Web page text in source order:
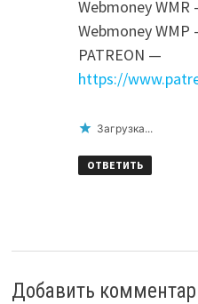
Webmoney
Webmoney WMP
PATREON —
https://
Загрузка...
ОТВЕТИТЬ
Добавить